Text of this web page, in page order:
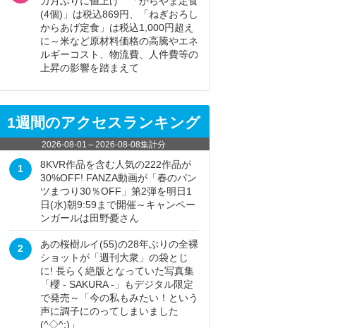
(4個)」は税込869円、「ねぎおろし
からあげ定食」は税込1,000円超え
に～米など原材料価格の高騰やエネ
ルギーコスト、物流費、人件費等の
上昇の影響を踏まえて
1週間のアクセスランキング
2026-08-01 ～2026-08-08集計分
1
8KVR作品を含む人気の222作品が
30%OFF! FANZA動画が「春のパン
ツまつり30％OFF」第2弾を明日1
日(水)朝9:59まで開催～キャンペー
ンガールは田野憂さん
2
あの桜樹ルイ(55)の28年ぶりの全裸
ショットが「週刊大衆」の袋とじ
に! 長らく絶版となっていた写真集
「櫻 - SAKURA -」もデジタル限定
で発売～「今の私もみたい！という
声に調子にのってしまいました
(^◇^;)」